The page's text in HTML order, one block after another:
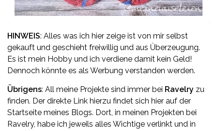
HINWEIS: Alles was ich hier zeige ist von mir selbst
gekauft und geschieht freiwillig und aus Überzeugung.
Es ist mein Hobby und ich verdiene damit kein Geld!
Dennoch könnte es als Werbung verstanden werden.
Übrigens: All meine Projekte sind immer bei Ravelry zu
finden. Der direkte Link hierzu findet sich hier auf der
Startseite meines Blogs. Dort, in meinen Projekten bei
Ravelry, habe ich jeweils alles Wichtige verlinkt und in